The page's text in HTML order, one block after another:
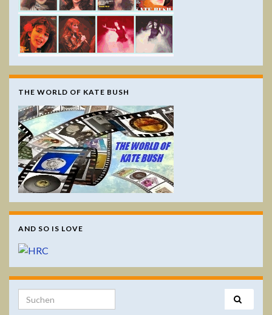
THE WORLD OF KATE BUSH
AND SO IS LOVE
Search for: